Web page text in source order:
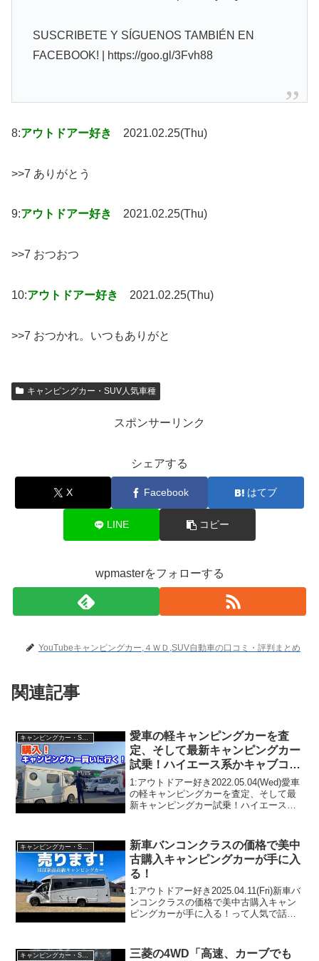
SUSCRIBETE Y SÍGUENOS TAMBIÉN EN
FACEBOOK! | https://goo.gl/3Fvh88
8:アウトドアー好き 2021.02.25(Thu)
>>7 ありがとう
9:アウトドアー好き 2021.02.25(Thu)
>>7 おつおつ
10:アウトドアー好き 2021.02.25(Thu)
>>7 おつかれ。いつもありがと
キャンピングカー・SUV人気車種
スポンサーリンク
シェアする
X Facebook はてブ
LINE コピー
wpmasterをフォローする
YouTubeキャンピングカー,４ＷＤ,SUV自動車の口コミ・評判まとめ
関連記事
キャンピングカー・SUV人気車種
愛車の軽キャンピングカーを査
定、そして最新キャンピングカー
試乗！ハイエース系かキャブコン
か！見積もり納期を聞いて決めま
した！購入ドキュメント映像！
1:アウトドアー好き2022.05.04(Wed)愛車
の軽キャンピングカーを査定、そして最
新キャンピングカー試乗！ハイエース系
て人気で話題らしいぞ、見逃さない
で！！2:...
新車バンコンクラスの価格で美中
古購入キャンピングカーが手に入
る！
1:アウトドアー好き2025.04.11(Fri)新車バ
ンコンクラスの価格で美中古購入キャン
ピングカーが手に入る！って人気で話題
す！3:アウトドアー...
キャンピングカー・SUV人気車種
三菱の4WD「高速、カーブでも